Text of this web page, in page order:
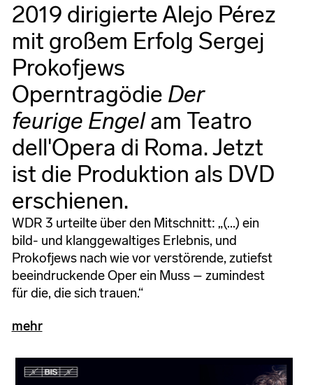
2019 dirigierte Alejo Pérez
mit großem Erfolg Sergej
Prokofjews
Operntragödie Der
feurige Engelam Teatro
dell'Opera di Roma. Jetzt
ist die Produktion als DVD
erschienen.
WDR 3 urteilte über den Mitschnitt: „(...) ein
bild- und klanggewaltiges Erlebnis, und
Prokofjews nach wie vor verstörende, zutiefst
beeindruckende Oper ein Muss – zumindest
für die, die sich trauen.“
mehr